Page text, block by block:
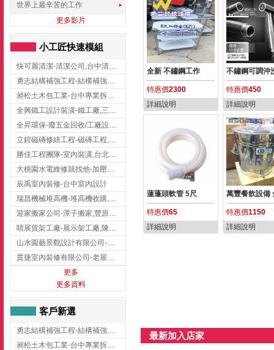
世界上最辛苦的工作
更多影片
小工匠快速模組
快可麗清潔-清潔公司,台中清潔公司,台中居家清潔
勇志結構補強工程-結構補強工程 ,桃園結構補強工程,龍潭結構補強工程
昶松土木包工業-台中專業拆除工程/挖土機出租
全興鐵工設計裝潢-鐵工廠,三峽鐵工廠,台北鐵工廠
全昇環保-廢五金回收/工廠設備收購/機械設備回收/高價收購廠房設備
立鍠磁磚修繕工程-磁磚工程,磁磚修補,新竹磁磚工程
勝佳工程團隊-室內裝潢,台北房屋裝修,三重室內裝修
大桃園水電維修就找他-加壓馬達,抽水馬達,桃園水電行,中壢水電
辰禹室內裝修-台中室內設計
瑞昌機械堆高機-堆高機收購,新北市堆高機,桃園堆高機
迎家搬家公司-潭子搬家,豐原搬家,大雅搬家,大甲搬家,台中推薦搬家,台中搬家
睛展貨架工廠-展示架工廠,陳列架,台中展示架工廠
山水園藝景觀設計有限公司-景觀工程,景觀設計,新竹園藝工程,新竹景觀設計
貫捷室內裝修有限公司-老屋翻新工程,台中老屋翻新工程,台中舊屋翻新
更多
更多資料
客戶新選
勇志結構補強工程-結構補強工程 ,桃園結構補強工程,龍潭結構補強工程
昶松土木包工業-台中專業拆除工程/挖土機出租
全新 不鏽鋼工作
特惠價2300
詳細說明
不鏽鋼可調沖
特惠價450
詳細說明
蓮蓬頭軟管 5尺
特惠價65
詳細說明
萬豐餐飲設備
特惠價1150
詳細說明
最新加入店家